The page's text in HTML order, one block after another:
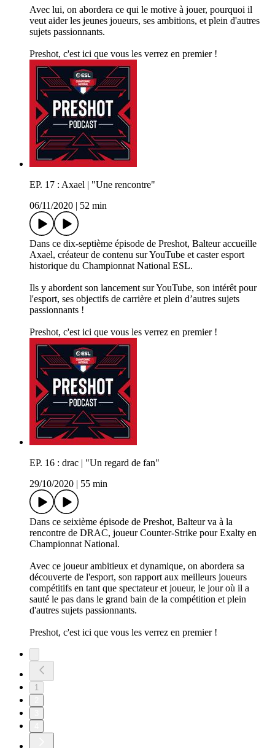
Avec lui, on abordera ce qui le motive à jouer, pourquoi il
veut aider les jeunes joueurs, ses ambitions, et plein d'autres
sujets passionnants.
Preshot, c'est ici que vous les verrez en premier !
EP. 17 : Axael | "Une rencontre"
06/11/2020
52 min
Dans ce dix-septième épisode de Preshot, Balteur accueille
Axael, créateur de contenu sur YouTube et caster esport
historique du Championnat National ESL.
Ils y abordent son lancement sur YouTube, son intérêt pour
l'esport, ses objectifs de carrière et plein d’autres sujets
passionnants !
Preshot, c'est ici que vous les verrez en premier !
EP. 16 : drac | "Un regard de fan"
29/10/2020
55 min
Dans ce seixième épisode de Preshot, Balteur va à la
rencontre de DRAC, joueur Counter-Strike pour Exalty en
Championnat National.
Avec ce joueur ambitieux et dynamique, on abordera sa
découverte de l'esport, son rapport aux meilleurs joueurs
compétitifs en tant que spectateur et joueur, le jour où il a
sauté le pas dans le grand bain de la compétition et plein
d'autres sujets passionnants.
Preshot, c'est ici que vous les verrez en premier !
1